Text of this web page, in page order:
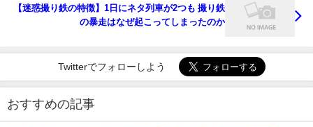
【迷惑撮り鉄の特徴】1日にネタ列車が2つも 撮り鉄
の暴走はなぜ起こってしまったのか
Twitterでフォローしよう
おすすめの記事